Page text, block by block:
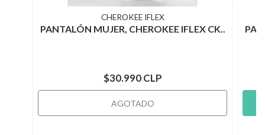
CHEROKEE IFLEX
PANTALÓN MUJER, CHEROKEE IFLEX CK..
$30.990 CLP
AGOTADO